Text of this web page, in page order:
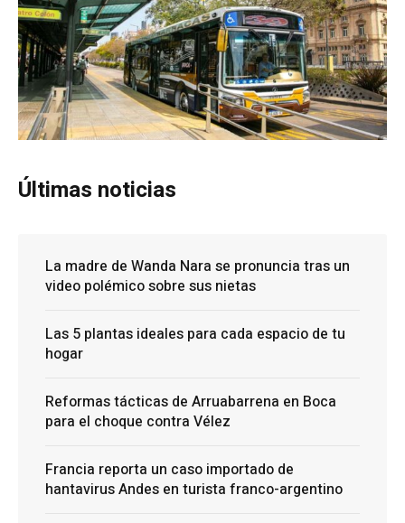
Últimas noticias
La madre de Wanda Nara se pronuncia tras un
video polémico sobre sus nietas
Las 5 plantas ideales para cada espacio de tu
hogar
Reformas tácticas de Arruabarrena en Boca
para el choque contra Vélez
Francia reporta un caso importado de
hantavirus Andes en turista franco-argentino